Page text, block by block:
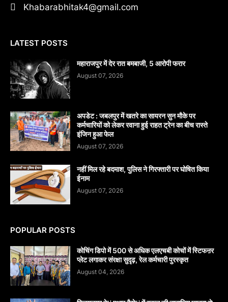
Khabarabhitak4@gmail.com
LATEST POSTS
महाराजपुर में देर रात बमबाजी, 5 आरोपी फरार
August 07, 2026
अपडेट : जबलपुर में खतरे का सायरन सुन मौके पर
कर्मचारियों को लेकर रवाना हुई राहत ट्रेन का बीच रास्ते
इंजिन हुआ फेल
August 07, 2026
नहीं मिल रहे बदमाश, पुलिस ने गिरफ्तारी पर घोषित किया
ईनाम
August 07, 2026
POPULAR POSTS
कोचिंग डिपो में 500 से अधिक एलएचबी कोचों में स्टिफऩर
प्लेट लगाकर संरक्षा सुदृढ़, रेल कर्मचारी पुरस्कृत
August 04, 2026